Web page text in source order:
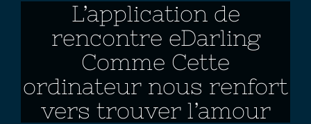
L’application de
rencontre eDarling
Comme Cette
ordinateur nous renfort
vers trouver l’amour